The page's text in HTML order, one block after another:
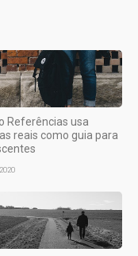
Referências usa
reais como guia para